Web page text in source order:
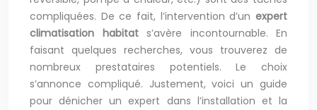
compliquées. De ce fait, l’intervention d’un expert
climatisation habitats’avère incontournable. En
faisant quelques recherches, vous trouverez de
nombreux prestataires potentiels. Le choix
s’annonce compliqué. Justement, voici un guide
pour dénicher un expert dans l’installation et la